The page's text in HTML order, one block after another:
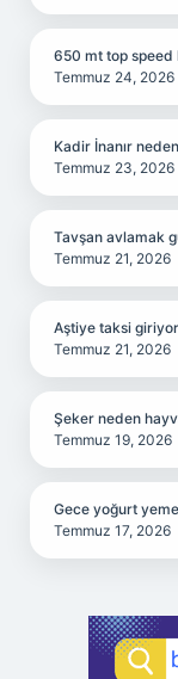
650 mt top speed
Temmuz 24, 2026
Kadir İnanır
Temmuz 23, 2026
Tavşan avlamak
Temmuz 21, 2026
Aştiye taksi
Temmuz 21, 2026
Şeker neden
Temmuz 19, 2026
Gece yoğurt
Temmuz 17, 2026